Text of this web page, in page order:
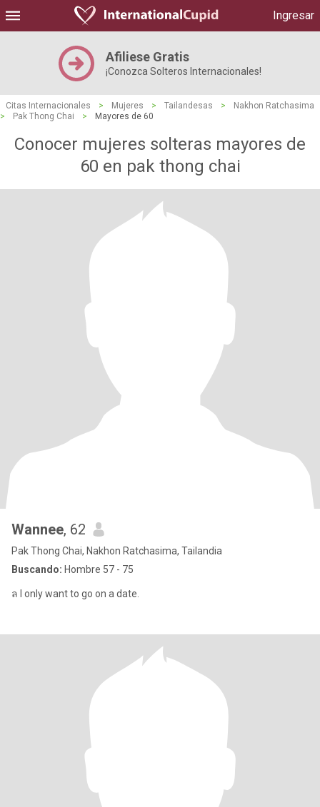
Ingresar
Afiliese Gratis
¡Conozca Solteros Internacionales!
Citas Internacionales > Mujeres > Tailandesas >
Nakhon Ratchasima
>
Pak Thong Chai > Mayores de 60
Conocer mujeres solteras mayores de
60 en pak thong chai
Wannee, 62
Pak Thong Chai, Nakhon Ratchasima, Tailandia
Buscando: Hombre 57 - 75
ล I only want to go on a date.